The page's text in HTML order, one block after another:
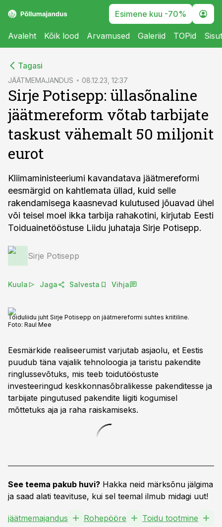
Esimene kuu -70%
Avaleht Kõik lood Arvamused Galeriid TOPid
Tagasi
JÄÄTMEMAJANDUS 08.12.23, 12:37
Sirje Potisepp: üllasõnaline
jäätmereform võtab tarbijate
taskust vähemalt 50 miljonit
eurot
Kliimaministeeriumi kavandatava jäätmereformi
eesmärgid on kahtlemata üllad, kuid selle
rakendamisega kaasnevad kulutused jõuavad ühel
või teisel moel ikka tarbija rahakotini, kirjutab Eesti
Toiduainetööstuse Liidu juhataja Sirje Potisepp.
Sirje Potisepp
Kuula Jaga Salvesta Vihja
Toiduliidu juht Sirje Potisepp on jäätmereformi suhtes kriitiline.
Foto: Raul Mee
Eesmärkide realiseerumist varjutab asjaolu, et Eestis
puudub täna vajalik tehnoloogia ja taristu pakendite
ringlussevõtuks, mis teeb toidutööstuste
investeeringud keskkonnasõbralikesse pakenditesse ja
tarbijate pingutused pakendite liigiti kogumisel
mõttetuks aja ja raha raiskamiseks.
See teema pakub huvi? Hakka neid märksõnu jälgima
ja saad alati teavituse, kui sel teemal ilmub midagi uut!
jäätmemajandus Rohepööre
Toidu tootmine